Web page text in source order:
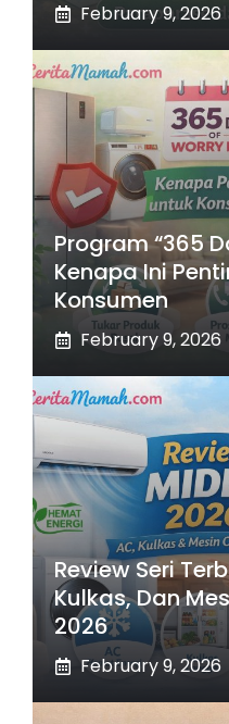
February 9, 2026
Program “365
Kenapa Ini
Konsumen
February 9, 2026
Review Seri
Kulkas, Dan
2026
February 9, 2026